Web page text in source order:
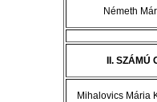
Németh
II. SZÁMÚ
Mihalovics Mária